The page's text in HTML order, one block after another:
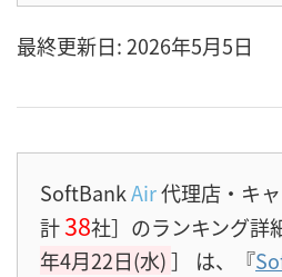
最終更新日: 2026年5月5日
SoftBankAir代理店・キ
計38社］のランキング詳
年4月22日(水)］ は、『